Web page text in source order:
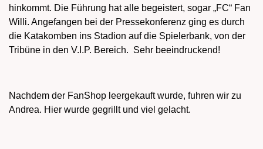
hinkommt. Die Führung hat alle begeistert, sogar „FC“ Fan
Willi. Angefangen bei der Pressekonferenz ging es durch
die Katakomben ins Stadion auf die Spielerbank, von der
Tribüne in den V.I.P. Bereich. Sehr beeindruckend!
Nachdem der FanShop leergekauft wurde, fuhren wir zu
Andrea. Hier wurde gegrillt und viel gelacht.